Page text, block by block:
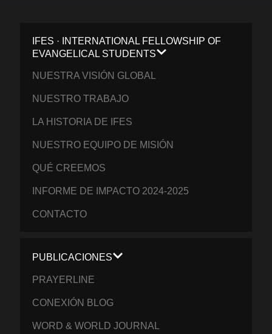
IFES · INTERNATIONAL FELLOWSHIP OF
EVANGELICAL STUDENTS
NUESTRA VISIÓN GLOBAL
NUESTRO TRABAJO
LA HISTORIA DE IFES
NUESTRO EQUIPO DE MISIÓN
QUÉ CREEMOS
INFORME DE IMPACTO 2024-2025
CONTACTO
PUBLICACIONES
PRAYERLINE
CONEXIÓN BLOG
WORD & WORLD JOURNAL